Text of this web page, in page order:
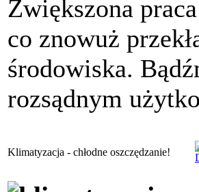
Zwiększona
co znowuż
środowiska.
rozsądnym
Klimatyzacja - chłodne oszczędzanie!